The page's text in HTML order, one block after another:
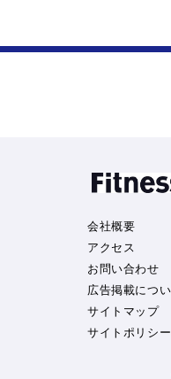
会社概要
アクセス
お問い合わせ
広告掲載につ
サイトマップ
サイトポリシー